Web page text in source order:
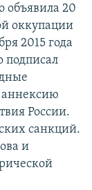
объявила 20
оккупации
2015 года
России.
санкций.
и